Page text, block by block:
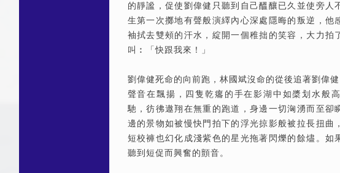
的靜謐，促使劉偉健只聽到自己醞釀已久並使旁人
生第一次擲地有聲般演繹內心深處隱晦的叛逆，他
袖拭去雙頰的汗水，綻開一個稚拙的笑容，大力拍
叫︰「快跟我來！」
劉偉健死命的向前跑，林國斌沒命的從後追著劉偉
聲音在飄揚，四隻乾癟的手在影湖中如槳划水般
馳，彷彿遨翔在無重的跑道，身邊一切洶湧而至卻
邊的景物如被慢快門拍下的浮光掠影般被拉長扭曲
短校褲也幻化成淺紫色的星光拖著閃爍的餘燼。如
聽到短促而興奮的顫音。